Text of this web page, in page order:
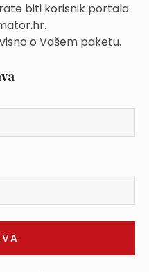
biti korisnik portala
o Vašem paketu.